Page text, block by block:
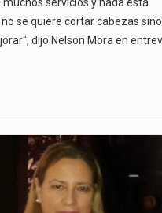
servicios y nada está
se quiere cortar cabezas
dijo Nelson Mora en